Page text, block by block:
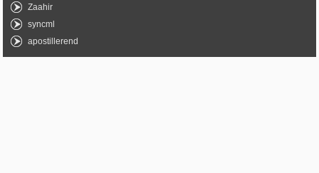
Zaahir
syncml
apostillerend